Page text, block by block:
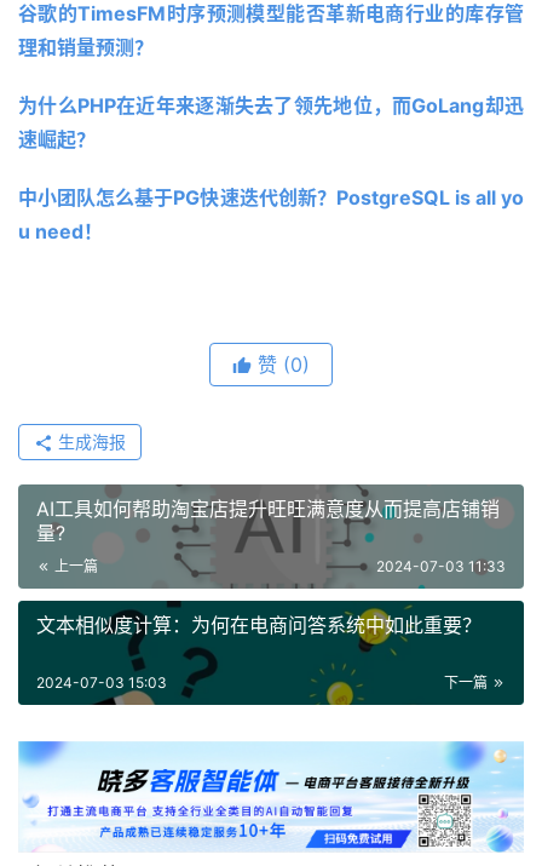
谷歌的TimesFM时序预测模型能否革新电商行业的库存管
理和销量预测？
为什么PHP在近年来逐渐失去了领先地位，而GoLang却迅
速崛起？
中小团队怎么基于PG快速迭代创新？PostgreSQL is all yo
u need！
赞 (0)
生成海报
AI工具如何帮助淘宝店提升旺旺满意度从而提高店铺销
量?
上一篇 2024-07-03 11:33
文本相似度计算：为何在电商问答系统中如此重要？
下一篇
2024-07-03 15:03